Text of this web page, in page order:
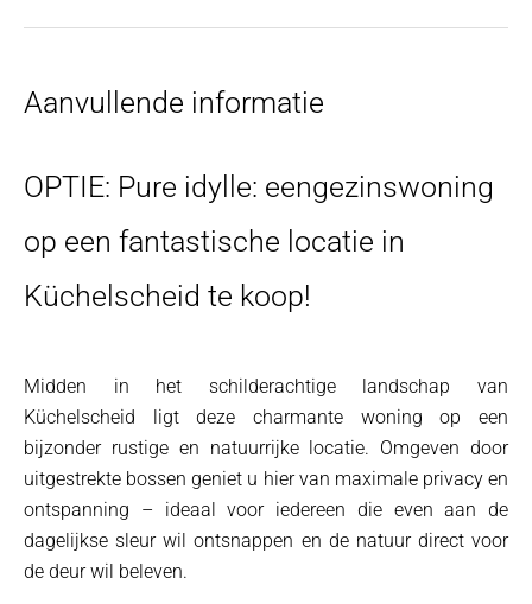
Aanvullende informatie
OPTIE: Pure idylle: eengezinswoning
op een fantastische locatie in
Küchelscheid te koop!
Midden in het schilderachtige landschap van
Küchelscheid ligt deze charmante woning op een
bijzonder rustige en natuurrijke locatie. Omgeven door
uitgestrekte bossen geniet u hier van maximale privacy en
ontspanning – ideaal voor iedereen die even aan de
dagelijkse sleur wil ontsnappen en de natuur direct voor
de deur wil beleven.